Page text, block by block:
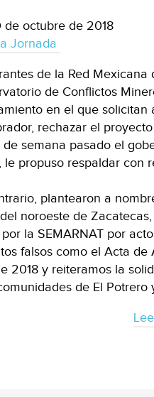
de octubre de 2018
Jornada
de la Red
de Conflictos
en el que
rechazar el
semana pasado el
le propuso respaldar con
plantearon a
noroeste de
la SEMARNAT por
falsos como el Acta de
2018 y reiteramos la
de El Potrero